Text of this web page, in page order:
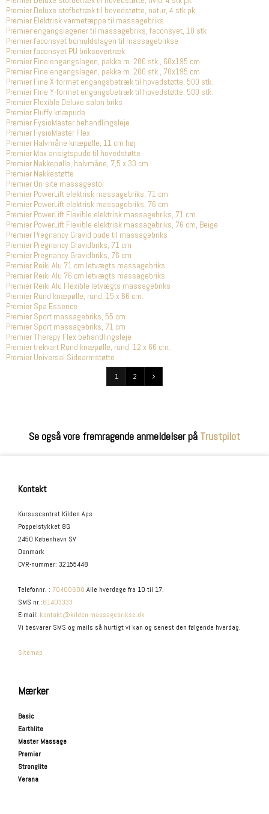
Premier Deluxe stofbetræk til hovedstøtte, natur, 4 stk pk.
Premier Elektrisk varmetæppe til massagebriks
Premier engangslagener til massagebriks, faconsyet, 10 stk
Premier faconsyet bomuldslagen til massagebrikse
Premier faconsyet PU briksovertræk
Premier Fine engangslagen, pakke m. 200 stk., 60x195 cm
Premier Fine engangslagen, pakke m. 200 stk., 70x195 cm
Premier Fine X-formet engangsbetræk til hovedstøtte, 500 stk.
Premier Fine Y-formet engangsbetræk til hovedstøtte, 500 stk.
Premier Flexible Deluxe salon briks
Premier Fluffy knæpude
Premier FysioMaster behandlingsleje
Premier FysioMaster Flex
Premier Halvmåne knæpølle, 11 cm høj
Premier Max ansigtspude til hovedstøtte
Premier Nakkepølle, halvmåne, 7,5 x 33 cm
Premier Nakkestøtte
Premier On-site massagestol
Premier PowerLift elektrisk massagebriks, 71 cm
Premier PowerLift elektrisk massagebriks, 76 cm
Premier PowerLift Flexible elektrisk massagebriks, 71 cm.
Premier PowerLift Flexible elektrisk massagebriks, 76 cm, Beige
Premier Pregnancy Gravid pude til massagebriks
Premier Pregnancy Gravidbriks, 71 cm
Premier Pregnancy Gravidbriks, 76 cm
Premier Reiki Alu 71 cm letvægts massagebriks
Premier Reiki Alu 76 cm letvægts massagebriks
Premier Reiki Alu Flexible letvægts massagebriks
Premier Rund knæpølle, rund, 15 x 66 cm.
Premier Spa Essence
Premier Sport massagebriks, 55 cm
Premier Sport massagebriks, 71 cm
Premier Therapy Flex behandlingsleje
Premier trekvart Rund knæpølle, rund, 12 x 66 cm.
Premier Universal Sidearmstøtte
1 2
Se også vore fremragende anmeldelser på Trustpilot
Kontakt
Kursuscentret Kilden Aps
Poppelstykket 8G
2450 København SV
Danmark
CVR-nummer: 32155448
Telefonnr. : 70400600 Alle hverdage fra 10 til 17.
SMS nr.:61403333
E-mail: kontakt@kilden-massagebrikse.dk
Vi besvarer SMS og mails så hurtigt vi kan og senest den følgende hverdag.
Sitemap
Mærker
Basic
Earthlite
Master Massage
Premier
Stronglite
Verana